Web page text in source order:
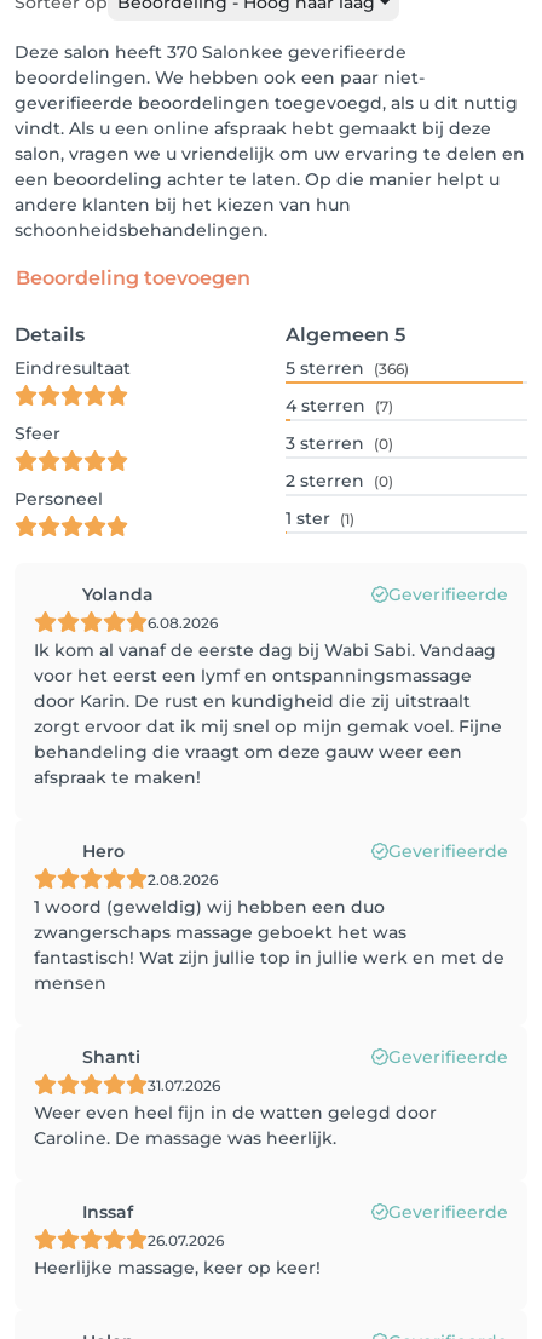
Deze salon heeft 370 Salonkee geverifieerde
beoordelingen. We hebben ook een paar niet-
geverifieerde beoordelingen toegevoegd, als u dit nuttig
vindt. Als u een online afspraak hebt gemaakt bij deze
salon, vragen we u vriendelijk om uw ervaring te delen en
een beoordeling achter te laten. Op die manier helpt u
andere klanten bij het kiezen van hun
schoonheidsbehandelingen.
Beoordeling toevoegen
Details
Eindresultaat
Sfeer
Personeel
Algemeen 5
5 sterren (366)
4 sterren (7)
3 sterren (0)
2 sterren (0)
1 ster (1)
Yolanda Geverifieerde
6.08.2026
Ik kom al vanaf de eerste dag bij Wabi Sabi. Vandaag
voor het eerst een lymf en ontspanningsmassage
door Karin. De rust en kundigheid die zij uitstraalt
zorgt ervoor dat ik mij snel op mijn gemak voel. Fijne
behandeling die vraagt om deze gauw weer een
afspraak te maken!
Hero Geverifieerde
2.08.2026
1 woord (geweldig) wij hebben een duo
zwangerschaps massage geboekt het was
fantastisch! Wat zijn jullie top in jullie werk en met de
mensen
Shanti Geverifieerde
31.07.2026
Weer even heel fijn in de watten gelegd door
Caroline. De massage was heerlijk.
Inssaf Geverifieerde
26.07.2026
Heerlijke massage, keer op keer!